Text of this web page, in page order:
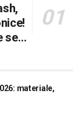
se
0
materiale,